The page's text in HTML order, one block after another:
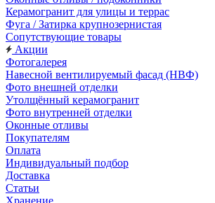
Керамогранит для улицы и террас
Фуга / Затирка крупнозернистая
Сопутствующие товары
Акции
Фотогалерея
Навесной вентилируемый фасад (НВФ)
Фото внешней отделки
Утолщённый керамогранит
Фото внутренней отделки
Оконные отливы
Покупателям
Оплата
Индивидуальный подбор
Доставка
Статьи
Хранение